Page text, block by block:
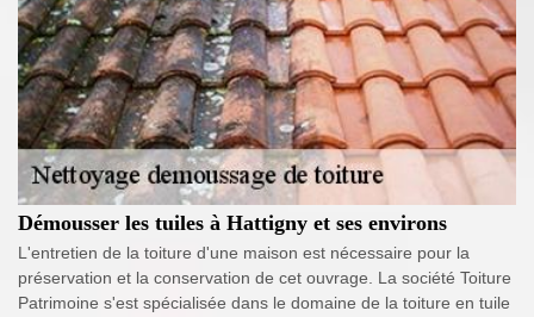
Démousser les tuiles à Hattigny et ses environs
L'entretien de la toiture d'une maison est nécessaire pour la
préservation et la conservation de cet ouvrage. La société Toiture
Patrimoine s'est spécialisée dans le domaine de la toiture en tuile